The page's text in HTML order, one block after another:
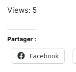
Views: 5
Partager :
Facebook